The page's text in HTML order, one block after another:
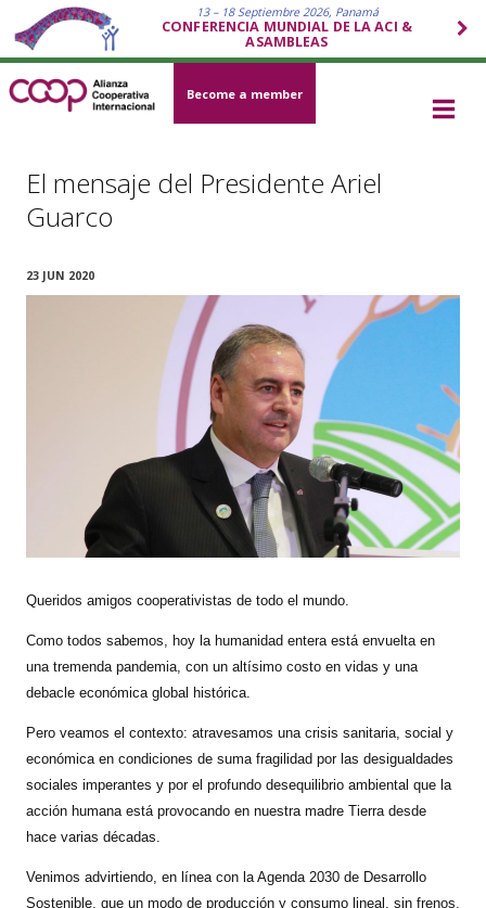
13 – 18 Septiembre 2026, Panamá
CONFERENCIA MUNDIAL DE LA ACI &
ASAMBLEAS
Become a member
El mensaje del Presidente Ariel
Guarco
23 JUN 2020
Queridos amigos cooperativistas de todo el mundo.
Como todos sabemos, hoy la humanidad entera está envuelta en
una tremenda pandemia, con un altísimo costo en vidas y una
debacle económica global histórica.
Pero veamos el contexto: atravesamos una crisis sanitaria, social y
económica en condiciones de suma fragilidad por las desigualdades
sociales imperantes y por el profundo desequilibrio ambiental que la
acción humana está provocando en nuestra madre Tierra desde
hace varias décadas.
Venimos advirtiendo, en línea con la Agenda 2030 de Desarrollo
Sostenible, que un modo de producción y consumo lineal, sin frenos,